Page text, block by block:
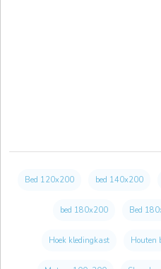
Bed 120x200 bed 140x200
bed 180x200 Bed
Hoek kledingkast Houten